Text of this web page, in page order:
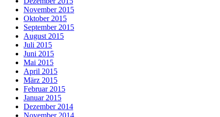
November 2015
Oktober 2015
September 2015
August 2015
Juli 2015
Juni 2015
Mai 2015
April 2015
März 2015
Februar 2015
Januar 2015
Dezember 2014
November 2014